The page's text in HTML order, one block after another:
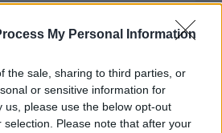
My Personal Information
the sale, sharing to third parties, or
or sensitive information for
us, please use the below opt-out
Please note that after your
"La sua